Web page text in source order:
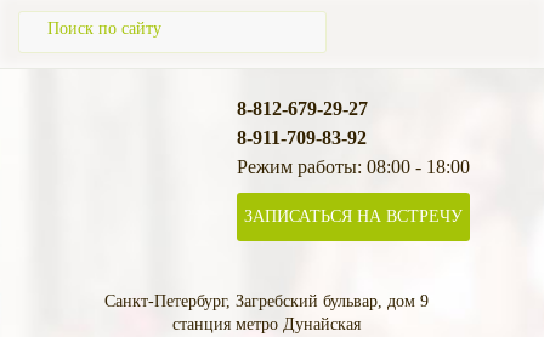
Санкт-Петербург, Загребский бульвар, дом 9
станция метро Дунайская
8-812-679-29-27
8-911-709-83-92
Режим работы: 08:00 - 18:00
ЗАПИСАТЬСЯ НА ВСТРЕЧУ